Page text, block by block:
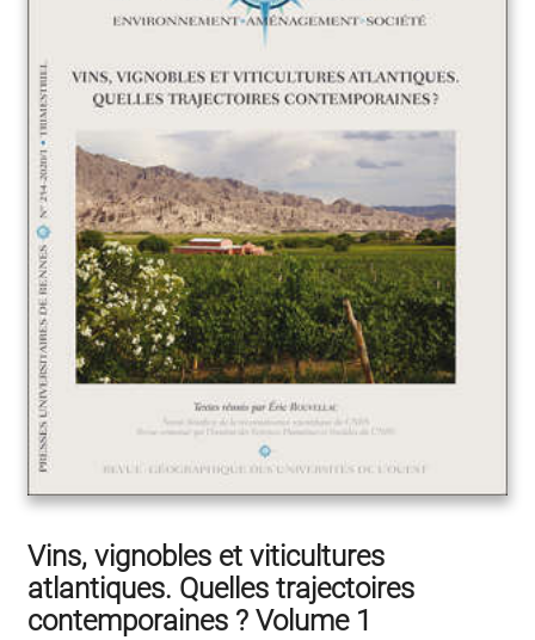
Vins, vignobles et viticultures
atlantiques. Quelles trajectoires
contemporaines ? Volume 1